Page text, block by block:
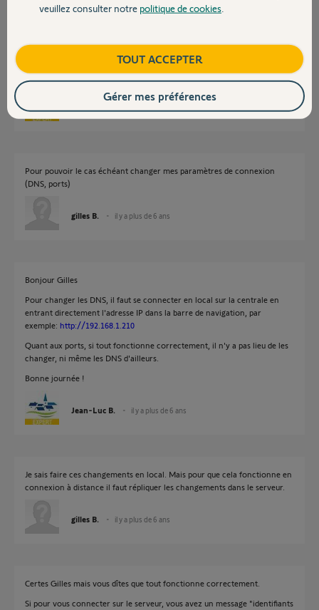
Contact
Pourquoi cherchez-vous à vous connecter sur le serveur ?
Pour pouvoir le cas échéant changer mes paramètres de connexion
(DNS, ports)
gilles B. il y a plus de 6 ans
Bonjour Gilles
Pour changer les DNS, il faut se connecter en local sur la centrale en
entrant directement l'adresse IP dans la barre de navigation, par
exemple: http://192.168.1.210
Quant aux ports, si tout fonctionne correctement, il n'y a pas lieu de les
changer, ni même les DNS d'ailleurs.
Bonne journée !
Jean-Luc B. il y a plus de 6 ans
Je sais faire ces changements en local. Mais pour que cela fonctionne en
connexion à distance il faut répliquer les changements dans le serveur.
gilles B. il y a plus de 6 ans
Certes Gilles mais vous dîtes que tout fonctionne correctement.
Si pour vous connecter sur le serveur, vous avez un message "identifiants
veuillez consulter notre politique de cookies
TOUT ACCEPTER
Gérer mes préférences